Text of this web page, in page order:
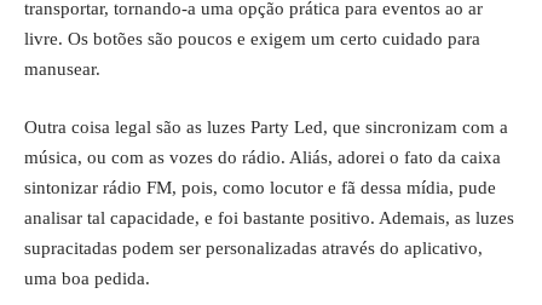
transportar, tornando-a uma opção prática para eventos ao ar
livre. Os botões são poucos e exigem um certo cuidado para
manusear.
Outra coisa legal são as luzes Party Led, que sincronizam com a
música, ou com as vozes do rádio. Aliás, adorei o fato da caixa
sintonizar rádio FM, pois, como locutor e fã dessa mídia, pude
analisar tal capacidade, e foi bastante positivo. Ademais, as luzes
supracitadas podem ser personalizadas através do aplicativo,
uma boa pedida.